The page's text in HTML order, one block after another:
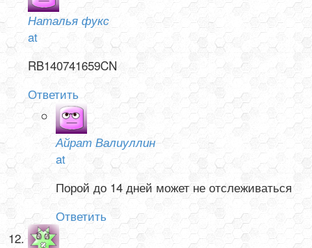
Наталья фукс
at
RB140741659CN
Ответить
Айрат Валиуллин
at
Порой до 14 дней может не отслеживаться
Ответить